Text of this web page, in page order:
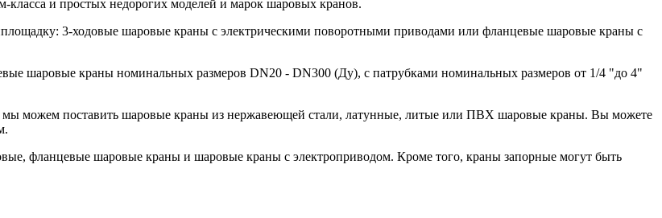
и простых недорогих моделей и марок шаровых кранов.
3-ходовые шаровые краны с электрическими поворотными приводами или фланцевые шаровые краны с
шаровые краны номинальных размеров DN20 - DN300 (Ду), с патрубками номинальных размеров от 1/4 "до 4"
можем поставить шаровые краны из нержавеющей стали, латунные, литые или ПВХ шаровые краны. Вы можете
фланцевые шаровые краны и шаровые краны с электроприводом. Кроме того, краны запорные могут быть